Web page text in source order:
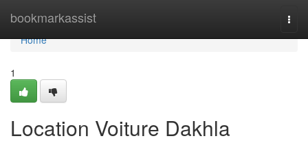
bookmarkassist
Home
Home
1
Location Voiture Dakhla